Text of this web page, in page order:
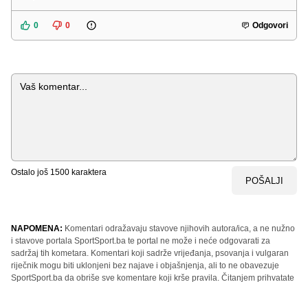
0 0 Odgovori
Komentar
Ostalo još 1500 karaktera
POŠALJI
NAPOMENA: Komentari odražavaju stavove njihovih autora/ica, a ne nužno
i stavove portala SportSport.ba te portal ne može i neće odgovarati za
sadržaj tih kometara. Komentari koji sadrže vrijeđanja, psovanja i vulgaran
riječnik mogu biti uklonjeni bez najave i objašnjenja, ali to ne obavezuje
SportSport.ba da obriše sve komentare koji krše pravila. Čitanjem prihvatate